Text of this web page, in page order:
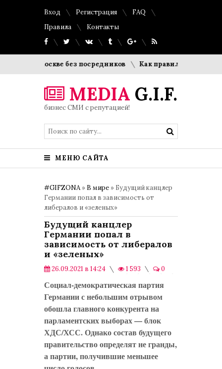
Вход Регистрация
FAQ
Правила
Контакты
без посредников Как правильно оформить список
MEDIA G.I.F.
бизнес СМИ с репутацией!
МЕНЮ САЙТА
#GIFZONA» В мире » Будущий канцлер
Германии попал в зависимость от
либералов и «зеленых»
Будущий канцлер
Германии попал в
зависимость от либералов
и «зеленых»
26.09.2021 в 14:24 1 593
0
Социал-демократическая партия
Германии с небольшим отрывом
обошла главного конкурента на
парламентских выборах — блок
ХДС/ХСС. Однако состав будущего
правительство определят не гранды,
а партии, получившие меньшее